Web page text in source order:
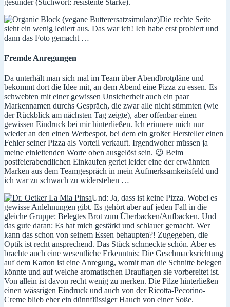
Die rechte Seite
sieht ein wenig lediert aus. Das war ich! Ich habe erst probiert und
dann das Foto gemacht …
Fremde Anregungen
Da unterhält man sich mal im Team über Abendbrotpläne und
bekommt dort die Idee mit, an dem Abend eine Pizza zu essen. Es
schwebten mit einer gewissen Unsicherheit auch ein paar
Markennamen durchs Gespräch, die zwar alle nicht stimmten (wie
der Rückblick am nächsten Tag zeigte), aber offenbar einen
gewissen Eindruck bei mir hinterließen. Ich erinnere mich nur
wieder an den einen Werbespot, bei dem ein großer Hersteller einen
Fehler seiner Pizza als Vorteil verkauft. Irgendwoher müssen ja
meine einleitenden Worte oben ausgelöst sein. 😉 Beim
postfeierabendlichen Einkaufen geriet leider eine der erwähnten
Marken aus dem Teamgespräch in mein Aufmerksamkeitsfeld und
ich war zu schwach zu widerstehen …
Und: Ja, dass ist keine Pizza. Wobei es
gewisse Anlehnungen gibt. Es gehört aber auf jeden Fall in die
gleiche Gruppe: Belegtes Brot zum Überbacken/Aufbacken. Und
das gute daran: Es hat mich gestärkt und schlauer gemacht. Wer
kann das schon von seinem Essen behaupten?! Zugegeben, die
Optik ist recht ansprechend. Das Stück schmeckte schön. Aber es
brachte auch eine wesentliche Erkenntnis: Die Geschmacksrichtung
auf dem Karton ist eine Anregung, womit man die Schnitte belegen
könnte und auf welche aromatischen Drauflagen sie vorbereitet ist.
Von allein ist davon recht wenig zu merken. Die Pilze hinterließen
einen wässrigen Eindruck und auch von der Ricotta-Pecorino-
Creme blieb eher ein dünnflüssiger Hauch von einer Soße.